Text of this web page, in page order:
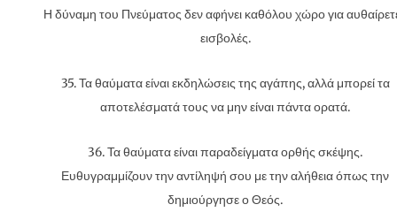
Η δύναμη του Πνεύματος δεν αφήνει καθόλου χώρο για
εισβολές.
35. Τα θαύματα είναι εκδηλώσεις της αγάπης, αλλά μπορεί τα
αποτελέσματά τους να μην είναι πάντα ορατά.
36. Τα θαύματα είναι παραδείγματα ορθής σκέψης.
Ευθυγραμμίζουν την αντίληψή σου με την αλήθεια όπως την
δημιούργησε ο Θεός.